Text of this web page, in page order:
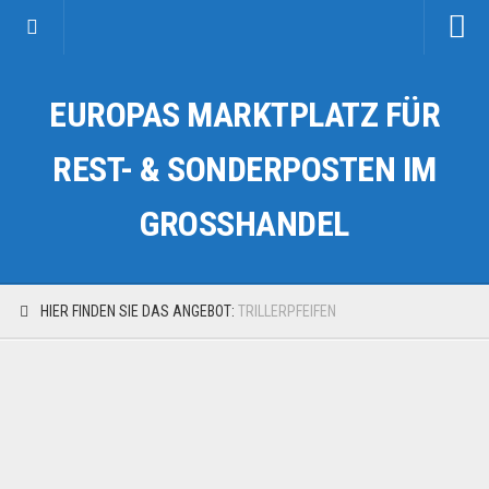
Kategorien
Auto & Motorrad
Fahrzeuge & Transport
EUROPAS MARKTPLATZ FÜR
REST- & SONDERPOSTEN IM
GROSSHANDEL
HIER FINDEN SIE DAS ANGEBOT: TRILLERPFEIFEN